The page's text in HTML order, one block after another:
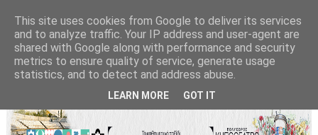
This site uses cookies from Google to deliver its services
and to analyze traffic. Your IP address and user-agent are
shared with Google along with performance and security
metrics to ensure quality of service, generate usage
statistics, and to detect and address abuse.
LEARN MORE GOT IT